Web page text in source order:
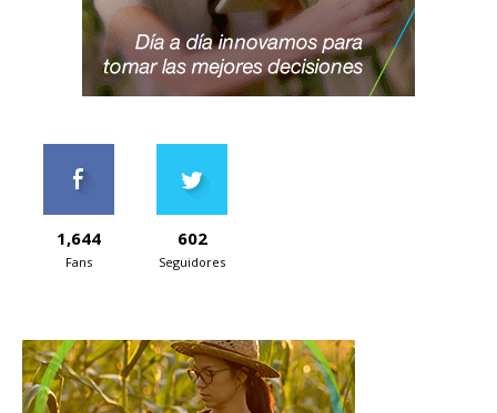
1,644
Fans
602
Seguidores